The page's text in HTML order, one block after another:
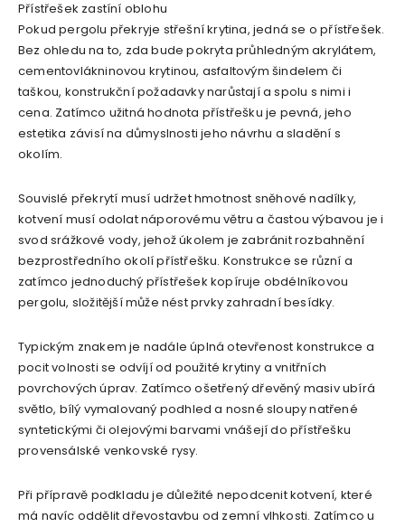
Přístřešek zastíní oblohu
Pokud pergolu překryje střešní krytina, jedná se o přístřešek.
Bez ohledu na to, zda bude pokryta průhledným akrylátem,
cementovlákninovou krytinou, asfaltovým šindelem či
taškou, konstrukční požadavky narůstají a spolu s nimi i
cena. Zatímco užitná hodnota přístřešku je pevná, jeho
estetika závisí na důmyslnosti jeho návrhu a sladění s
okolím.
Souvislé překrytí musí udržet hmotnost sněhové nadílky,
kotvení musí odolat náporovému větru a častou výbavou je i
svod srážkové vody, jehož úkolem je zabránit rozbahnění
bezprostředního okolí přístřešku. Konstrukce se různí a
zatímco jednoduchý přístřešek kopíruje obdélníkovou
pergolu, složitější může nést prvky zahradní besídky.
Typickým znakem je nadále úplná otevřenost konstrukce a
pocit volnosti se odvíjí od použité krytiny a vnitřních
povrchových úprav. Zatímco ošetřený dřevěný masiv ubírá
světlo, bílý vymalovaný podhled a nosné sloupy natřené
syntetickými či olejovými barvami vnášejí do přístřešku
provensálské venkovské rysy.
Při přípravě podkladu je důležité nepodcenit kotvení, které
má navíc oddělit dřevostavbu od zemní vlhkosti. Zatímco u